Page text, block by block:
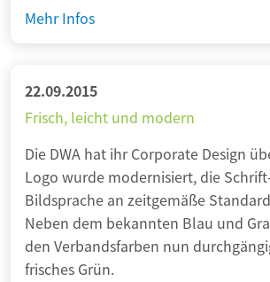
k
w
s
e
r
b
e
h
a
n
d
Mehr InfosW
l
u
d
B
e
s
t
ä
22.09.2015
Frisch, leicht und modern
Die DWA hat ihr Corporate Design
Logo wurde modernisiert, die
Bildsprache an zeitgemäße
Neben dem bekannten Blau und
den Verbandsfarben nun
frisches Grün.